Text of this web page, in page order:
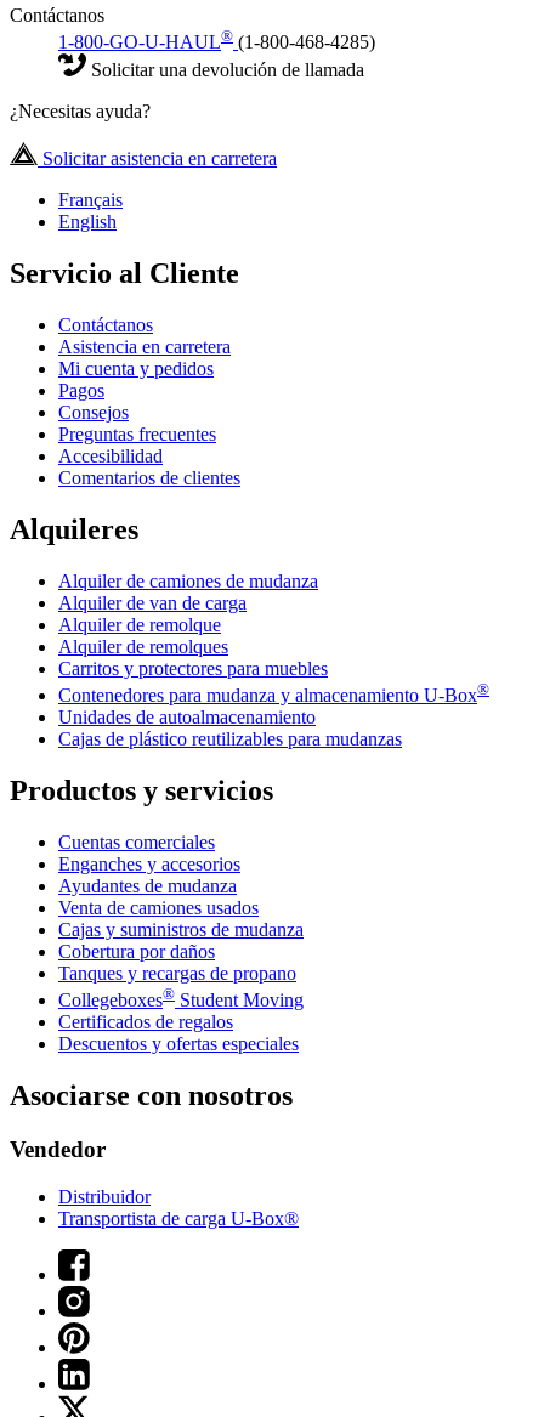
Contáctanos
1-800-GO-U-HAUL® (1-800-468-4285)
Solicitar una devolución de llamada
¿Necesitas ayuda?
Solicitar asistencia en carretera
Français
English
Servicio al Cliente
Contáctanos
Asistencia en carretera
Mi cuenta y pedidos
Pagos
Consejos
Preguntas frecuentes
Accesibilidad
Comentarios de clientes
Alquileres
Alquiler de camiones de mudanza
Alquiler de van de carga
Alquiler de remolque
Alquiler de remolques
Carritos y protectores para muebles
Contenedores para mudanza y almacenamiento U-Box®
Unidades de autoalmacenamiento
Cajas de plástico reutilizables para mudanzas
Productos y servicios
Cuentas comerciales
Enganches y accesorios
Ayudantes de mudanza
Venta de camiones usados
Cajas y suministros de mudanza
Cobertura por daños
Tanques y recargas de propano
Collegeboxes® Student Moving
Certificados de regalos
Descuentos y ofertas especiales
Asociarse con nosotros
Vendedor
Distribuidor
Transportista de carga U-Box®